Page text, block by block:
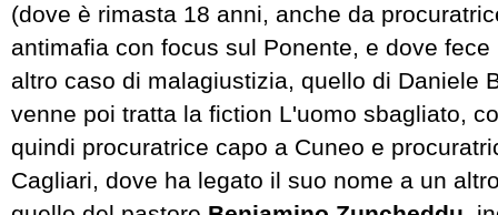
(dove è rimasta 18 anni, anche da
antimafia con focus sul Ponente, e dove
altro caso di malagiustizia, quello di Daniele
venne poi tratta la fiction L'uomo sbagliato,
quindi procuratrice capo a Cuneo e
Cagliari, dove ha legato il suo nome a un